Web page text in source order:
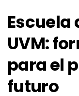
Escuela
UVM:
para el
futuro